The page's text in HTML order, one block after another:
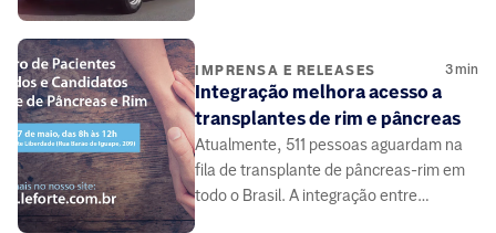
IMPRENSA E RELEASES 3min
Integração melhora acesso a
transplantes de rim e pâncreas
Atualmente, 511 pessoas aguardam na
fila de transplante de pâncreas-rim em
todo o Brasil. A integração entre